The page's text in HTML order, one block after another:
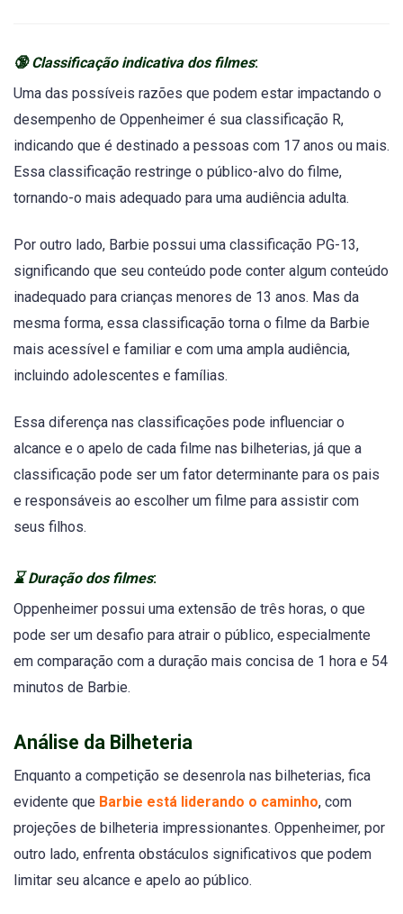
🔞Classificação indicativa dos filmes:
Uma das possíveis razões que podem estar impactando o
desempenho de Oppenheimer é sua classificação R,
indicando que é destinado a pessoas com 17 anos ou mais.
Essa classificação restringe o público-alvo do filme,
tornando-o mais adequado para uma audiência adulta.
Por outro lado, Barbie possui uma classificação PG-13,
significando que seu conteúdo pode conter algum conteúdo
inadequado para crianças menores de 13 anos. Mas da
mesma forma, essa classificação torna o filme da Barbie
mais acessível e familiar e com uma ampla audiência,
incluindo adolescentes e famílias.
Essa diferença nas classificações pode influenciar o
alcance e o apelo de cada filme nas bilheterias, já que a
classificação pode ser um fator determinante para os pais
e responsáveis ao escolher um filme para assistir com
seus filhos.
⌛ Duração dos filmes:
Oppenheimer possui uma extensão de três horas, o que
pode ser um desafio para atrair o público, especialmente
em comparação com a duração mais concisa de 1 hora e 54
minutos de Barbie.
Análise da Bilheteria
Enquanto a competição se desenrola nas bilheterias, fica
evidente que Barbie está liderando o caminho, com
projeções de bilheteria impressionantes. Oppenheimer, por
outro lado, enfrenta obstáculos significativos que podem
limitar seu alcance e apelo ao público.